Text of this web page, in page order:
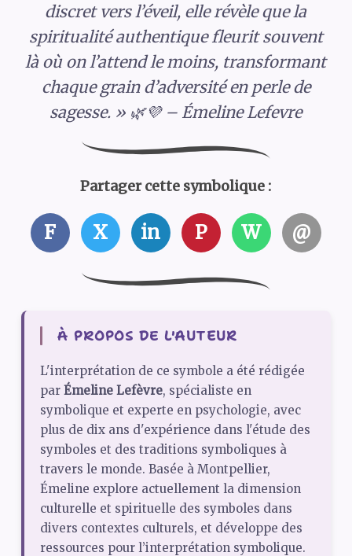
discret vers l’éveil, elle révèle que la
spiritualité authentique fleurit souvent
là où on l’attend le moins, transformant
chaque grain d’adversité en perle de
sagesse. » 🌿💜 – Émeline Lefevre
Partager cette symbolique :
F X in P W @
À PROPOS DE L'AUTEUR
L'interprétation de ce symbole a été rédigée
par Émeline Lefèvre, spécialiste en
symbolique et experte en psychologie, avec
plus de dix ans d'expérience dans l'étude des
symboles et des traditions symboliques à
travers le monde. Basée à Montpellier,
Émeline explore actuellement la dimension
culturelle et spirituelle des symboles dans
divers contextes culturels, et développe des
ressources pour l’interprétation symbolique.